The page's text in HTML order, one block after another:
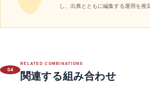
し、出典とともに編集する運用を推
04
RELATED COMBINATIONS
関連する組み合わせ